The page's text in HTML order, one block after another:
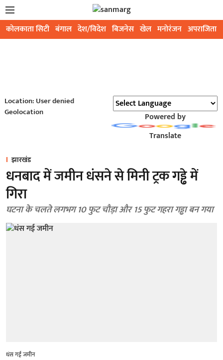
कोलकाता सिटी बंगाल देश/विदेश बिजनेस खेल मनोरंजन अपराजिता
Location: User denied
Geolocation
Powered by
Translate
झारखंड
धनबाद में जमीन धंसने से मिनी ट्रक गड्ढे में
गिरा
घटना के चलते लगभग 10 फुट चौड़ा और 15 फुट गहरा गड्ढा बन गया
धंस गई जमीन